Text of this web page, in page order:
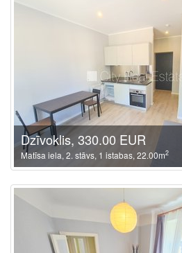
Dzīvoklis, 330.00 EUR
Matīsa iela, 2. stāvs, 1 istabas, 22.00m2